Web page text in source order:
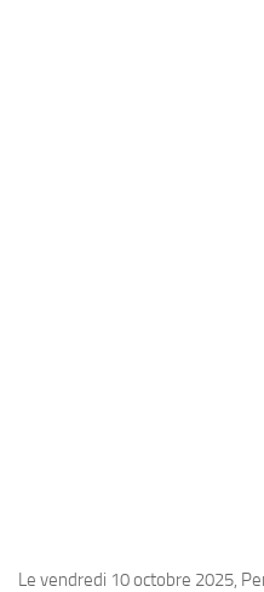
Le vendredi 10 octobre 2025,